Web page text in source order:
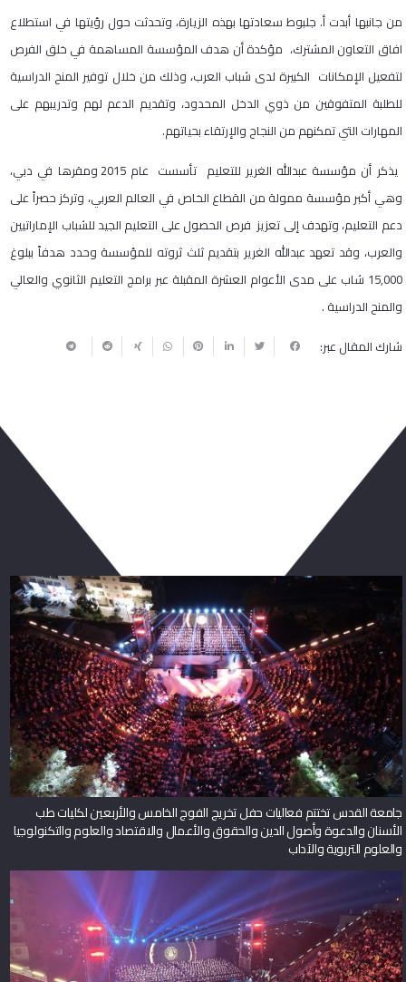
من جانبها أبدت أ. جلبوط سعادتها بهذه الزيارة، وتحدثت حول رؤيتها في استطلاع
افاق التعاون المشترك، مؤكدة أن هدف المؤسسة المساهمة في خلق الفرص
لتفعيل الإمكانات الكبيرة لدى شباب العرب، وذلك من خلال توفير المنح الدراسية
للطلبة المتفوقين من ذوي الدخل المحدود، وتقديم الدعم لهم وتدريبهم على
المهارات التي تمكنهم من النجاح والإرتقاء بحياتهم.
يذكر أن مؤسسة عبدالله الغرير للتعليم تأسست عام 2015 ومقرها في دبي،
وهي أكبر مؤسسة ممولة من القطاع الخاص في العالم العربي، وتركز حصراً على
دعم التعليم، وتهدف إلى تعزيز فرص الحصول على التعليم الجيد للشباب الإماراتيين
والعرب، وقد تعهد عبدالله الغرير بتقديم ثلث ثروته للمؤسسة وحدد هدفاً ببلوغ
15,000 شاب على مدى الأعوام العشرة المقبلة عبر برامج التعليم الثانوي والعالي
والمنح الدراسية .
شارك المقال عبر:
جامعة القدس تختتم فعاليات حفل تخريج الفوج الخامس والأربعين لكليات طب
الأسنان والدعوة وأصول الدين والحقوق والأعمال والاقتصاد والعلوم والتكنولوجيا
والعلوم التربوية والآداب